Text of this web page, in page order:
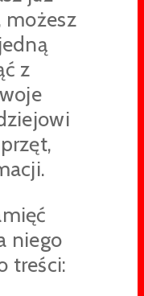
możesz
z
niego
treści: